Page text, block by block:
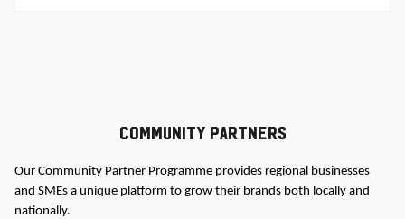
Community Partners
Our Community Partner Programme provides regional businesses
and SMEs a unique platform to grow their brands both locally and
nationally.